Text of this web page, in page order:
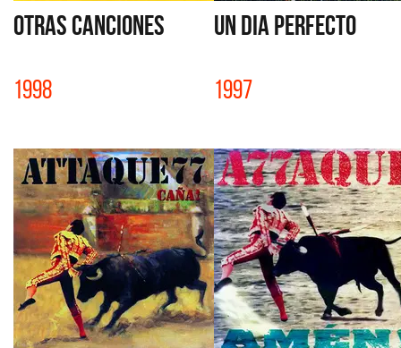
OTRAS CANCIONES
1998
UN DIA PERFECTO
1997